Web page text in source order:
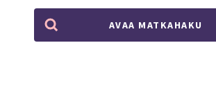
AVAA MATKAHAKU